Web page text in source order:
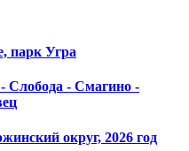
парк Угра
Слобода - Смагино -
округ, 2026 год